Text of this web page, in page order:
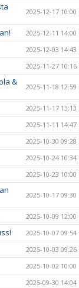
2025-12-17 10:00
2025-12-11 14:00
2025-12-03 14:43
2025-11-27 10:16
&
2025-11-18 12:59
2025-11-17 13:13
2025-11-11 14:47
2025-10-30 09:28
2025-10-24 10:34
2025-10-23 10:00
2025-10-17 09:30
2025-10-09 12:00
2025-10-07 09:54
2025-10-03 09:26
2025-10-02 10:00
2025-09-30 14:04